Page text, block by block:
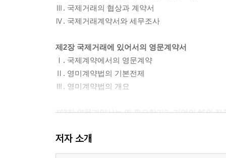
Ⅲ. 국제거래의 협상과 계약서
Ⅳ. 국제거래계약서와 세무조사
제2장 국제거래에 있어서의 영문계약서
Ⅰ. 국제계약에서의 영문계약
Ⅱ. 영미계약법의 기본전제
Ⅲ. 영미계약법의 개요
제3장 영문계약서는 왜 필요한가? -기업의 해외 진
Ⅱ. 해외 진출에 따른 법률문제
Ⅲ. 소괄
저자 소개